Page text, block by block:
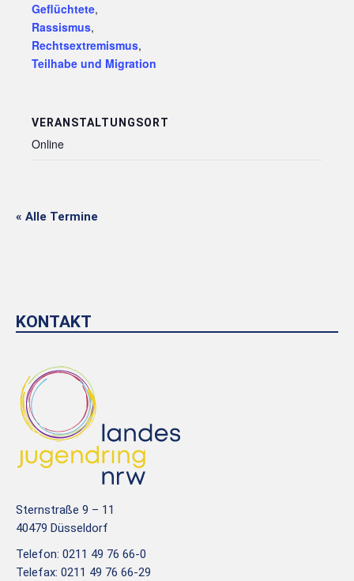
Geflüchtete,
Rassismus,
Rechtsextremismus,
Teilhabe und Migration
VERANSTALTUNGSORT
Online
« Alle Termine
KONTAKT
Sternstraße 9 – 11
40479 Düsseldorf
Telefon: 0211 49 76 66-0
Telefax: 0211 49 76 66-29